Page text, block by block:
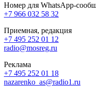
Номер для WhatsApp-
+7 966 032 58 32
Приемная, редакция
+7 495 252 01 12
radio@mosreg.ru
Реклама
+7 495 252 01 18
nazarenko_as@radio1.ru